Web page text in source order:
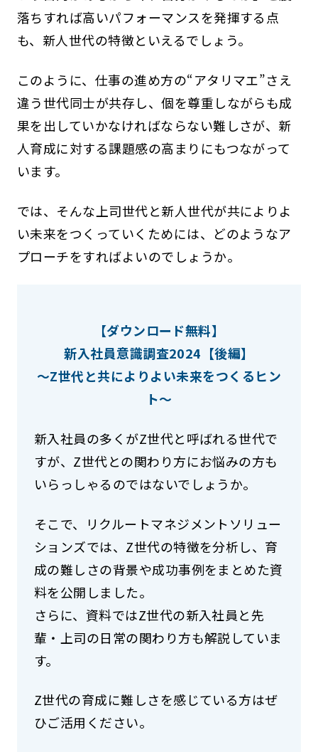
落ちすれば高いパフォーマンスを発揮する点
も、新人世代の特徴といえるでしょう。
このように、仕事の進め方の“アタリマエ”さえ
違う世代同士が共存し、個を尊重しながらも成
果を出していかなければならない難しさが、新
人育成に対する課題感の高まりにもつながって
います。
では、そんな上司世代と新人世代が共によりよ
い未来をつくっていくためには、どのようなア
プローチをすればよいのでしょうか。
【ダウンロード無料】
新入社員意識調査2024【後編】
～Z世代と共によりよい未来をつくるヒン
ト～
新入社員の多くがZ世代と呼ばれる世代で
すが、Z世代との関わり方にお悩みの方も
いらっしゃるのではないでしょうか。
そこで、リクルートマネジメントソリュー
ションズでは、Z世代の特徴を分析し、育
成の難しさの背景や成功事例をまとめた資
料を公開しました。
さらに、資料ではZ世代の新入社員と先
輩・上司の日常の関わり方も解説していま
す。
Z世代の育成に難しさを感じている方はぜ
ひご活用ください。